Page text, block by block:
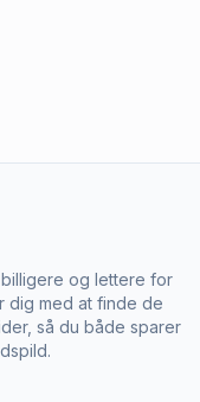
billigere og lettere for
dig med at finde de
så du både sparer